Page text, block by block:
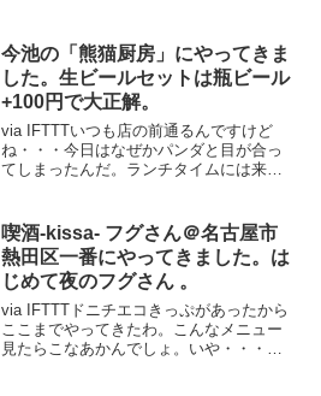
ず・・・ってか暑かったですから、生中
ください。ジョッキの...
今池の「熊猫厨房」にやってきま
した。生ビールセットは瓶ビール
+100円で大正解。
via IFTTTいつも店の前通るんですけど
ね・・・今日はなぜかパンダと目が合っ
てしまったんだ。ランチタイムには来た
猫厨房にやってきました。ルーロー麺な
るもの喰ってみた...
喫酒-kissa- フグさん＠名古屋市
熱田区一番にやってきました。は
じめて夜のフグさん 。
via IFTTTドニチエコきっぷがあったから
ここまでやってきたわ。こんなメニュー
見たらこなあかんでしょ。いや・・・も